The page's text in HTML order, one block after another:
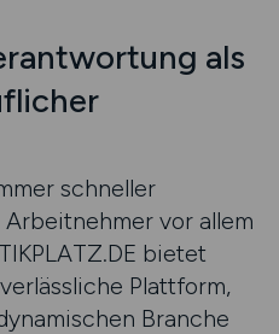
als
schneller
vor allem
bietet
Plattform,
Branche